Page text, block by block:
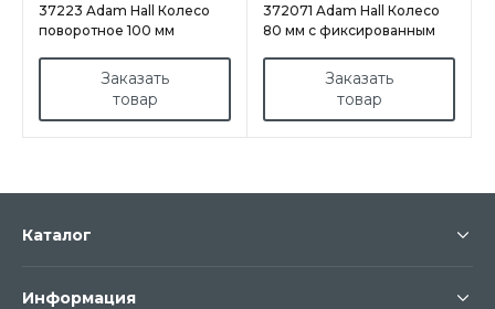
37223 Adam Hall Колесо
поворотное 100 мм
Заказать
товар
372071 Adam Hall Колесо
80 мм с фиксированным
Заказать
товар
Каталог
Информация